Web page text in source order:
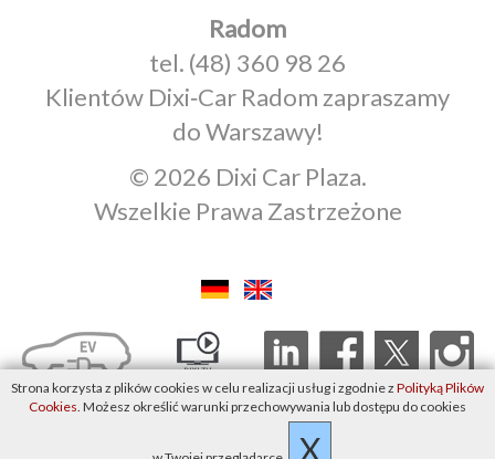
Radom
tel. (48) 360 98 26
Klientów Dixi‑Car Radom zapraszamy
do Warszawy!
© 2026 Dixi Car Plaza.
Wszelkie Prawa Zastrzeżone
Strona korzysta z plików cookies w celu realizacji usług i zgodnie z Polityką Plików
Cookies. Możesz określić warunki przechowywania lub dostępu do cookies
X